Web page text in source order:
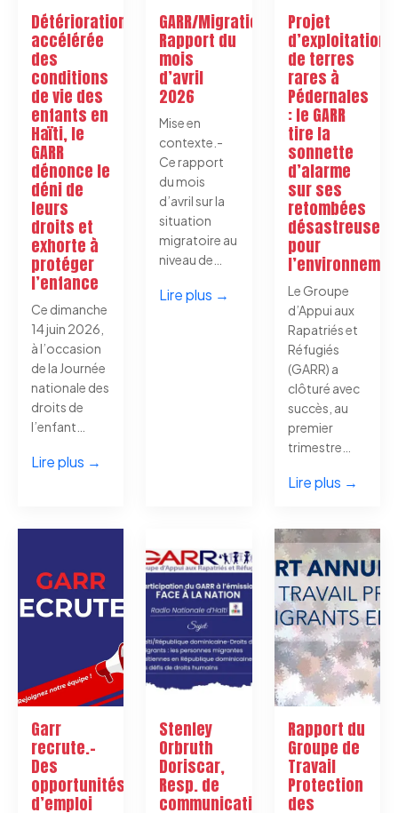
Détérioration
accélérée
des
conditions
de vie des
enfants en
Haïti, le
GARR
dénonce le
déni de
leurs
droits et
exhorte à
protéger
l’enfance
Ce dimanche
14 juin 2026,
à l’occasion
de la Journée
nationale des
droits de
l’enfant…
Lire plus →
GARR/Migration:
Rapport du
mois
d’avril
2026
Mise en
contexte.-
Ce rapport
du mois
d’avril sur la
situation
migratoire au
niveau de…
Lire plus →
Projet
d’exploitation
de terres
rares à
Pédernales
: le GARR
tire la
sonnette
d’alarme
sur ses
retombées
désastreuses
pour
Le Groupe
d’Appui aux
Rapatriés et
Réfugiés
(GARR) a
clôturé avec
succès, au
premier
trimestre…
Lire plus →
Garr
recrute.-
Des
opportunités
d’emploi
Stenley
Orbruth
Doriscar,
Resp. de
communication
Rapport du
Groupe de
Travail
Protection
des